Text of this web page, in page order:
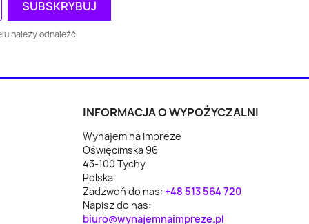
Racibórz
Reda Lubartów
Koło
Polkowice
Nowe Miasto
należy odnaleźć
INFORMACJA O WYPOŻYCZALNI
Wynajem na impreze
Oświęcimska 96
43-100 Tychy
Polska
Zadzwoń do nas:+48 513 564 720
Napisz do nas:
biuro@wynajemnaimpreze.pl